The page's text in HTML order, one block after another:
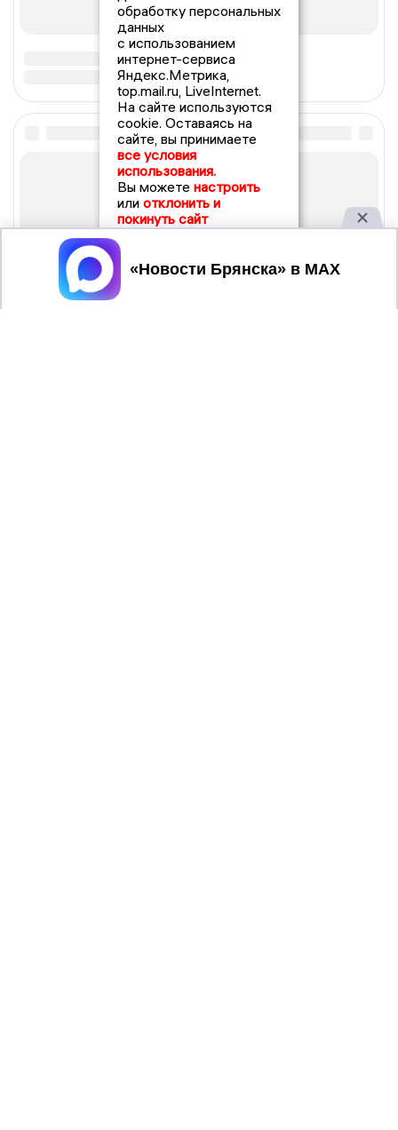
обработку персональных
данных
с использованием
интернет-сервиса
Яндекс.Метрика,
top.mail.ru, LiveInternet.
На сайте используются
cookie. Оставаясь на
сайте, вы принимаете
все условия
использования.
Вы можете настроить
или отклонить и
покинуть сайт
Принять